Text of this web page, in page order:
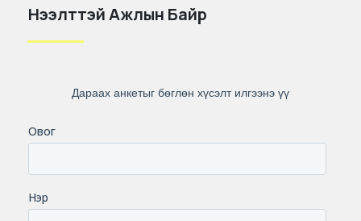
Нээлттэй Ажлын Байр